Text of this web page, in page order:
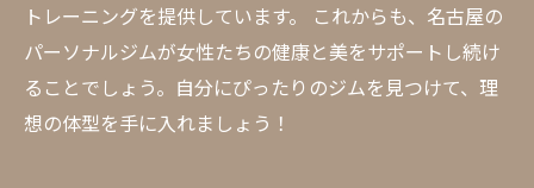
トレーニングを提供しています。 これからも、名古屋の
パーソナルジムが女性たちの健康と美をサポートし続け
ることでしょう。自分にぴったりのジムを見つけて、理
想の体型を手に入れましょう！